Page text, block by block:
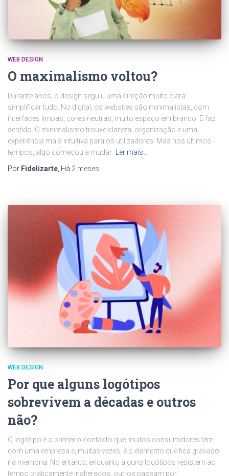
WEB DESIGN
O maximalismo voltou?
Durante anos, o design seguiu uma direção muito clara:
simplificar tudo. No digital, os websites são minimalistas, com
interfaces limpas, cores neutras, muito espaço em branco. E faz
sentido. O minimalismo trouxe clareza, organização e uma
experiência mais intuitiva para os utilizadores. Mas nos últimos
tempos, algo começou a mudar.
Ler mais…
Por Fidelizarte , Há 2 meses
WEB DESIGN
Por que alguns logótipos
sobrevivem a décadas e outros
não?
O logótipo é o primeiro contacto que muitos consumidores têm
com uma empresa e, muitas vezes, é o elemento que fica gravado
na memória. No entanto, enquanto alguns logótipos resistem ao
tempo praticamente inalterados, outros passam por